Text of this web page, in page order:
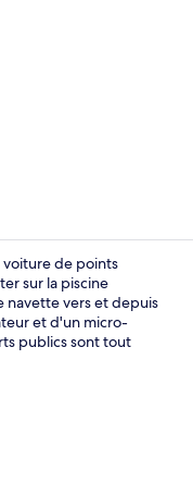
Chambre
voiture de points
sur la piscine
navette vers et depuis
et d'un micro-
publics sont tout